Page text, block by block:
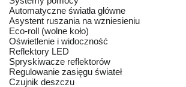
Automatyczne światła główne
Asystent ruszania na wzniesieniu
Eco-roll (wolne koło)
Oświetlenie i widoczność
Reflektory LED
Spryskiwacze reflektorów
Regulowanie zasięgu świateł
Czujnik deszczu